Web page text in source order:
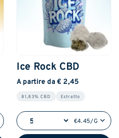
Ice Rock CBD
A partire da € 2,45
81,83% CBD Estratto
€4.45/G